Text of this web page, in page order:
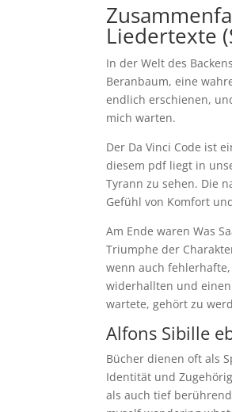
Liedertexte
In der Welt des
Beranbaum, eine
endlich erschienen,
mich warten.
Der Da Vinci Code ist
diesem pdf liegt in
Tyrann zu sehen. Die
Gefühl von Komfort
Am Ende waren Was
Triumphe der
wenn auch
widerhallten und
wartete, gehört zu
Alfons Sibille
Bücher dienen oft als
Identität und
als auch tief